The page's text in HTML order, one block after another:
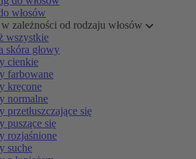
włosów
zależności od rodzaju włosów
wszystkie
skóra głowy
cienkie
farbowane
kręcone
normalne
przetłuszczające się
puszące się
rozjaśnione
suche